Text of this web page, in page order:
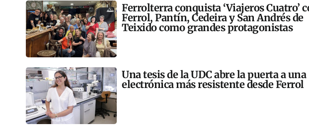
Ferrolterra conquista ‘Viajeros Cuatro’
Ferrol, Pantín, Cedeira y San Andrés de
Teixido como grandes protagonistas
Una tesis de la UDC abre la puerta a una
electrónica más resistente desde Ferrol